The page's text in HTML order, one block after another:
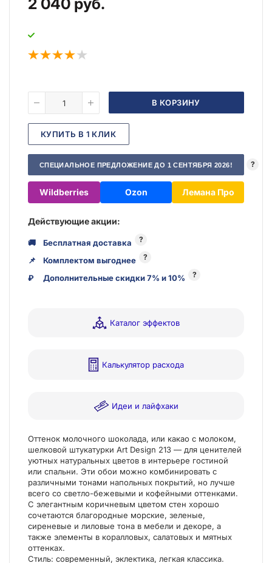
2 040 руб.
В КОРЗИНУ
КУПИТЬ В 1 КЛИК
СПЕЦИАЛЬНОЕ ПРЕДЛОЖЕНИЕ ДО 1 СЕНТЯБРЯ 2026! ?
Wildberries Ozon Лемана Про
Действующие акции:
🚚 Бесплатная доставка ?
📌 Комплектом выгоднее ?
₽ Дополнительные скидки 7% и 10% ?
Каталог эффектов
Калькулятор расхода
Идеи и лайфхаки
Оттенок молочного шоколада, или какао с молоком,
шелковой штукатурки Art Design 213 — для ценителей
уютных натуральных цветов в интерьере гостиной
или спальни. Эти обои можно комбинировать с
различными тонами напольных покрытий, но лучше
всего со светло-бежевыми и кофейными оттенками.
С элегантным коричневым цветом стен хорошо
сочетаются благородные морские, зеленые,
сиреневые и лиловые тона в мебели и декоре, а
также элементы в коралловых, салатовых и мятных
оттенках.
Стиль: современный, эклектика, легкая классика.